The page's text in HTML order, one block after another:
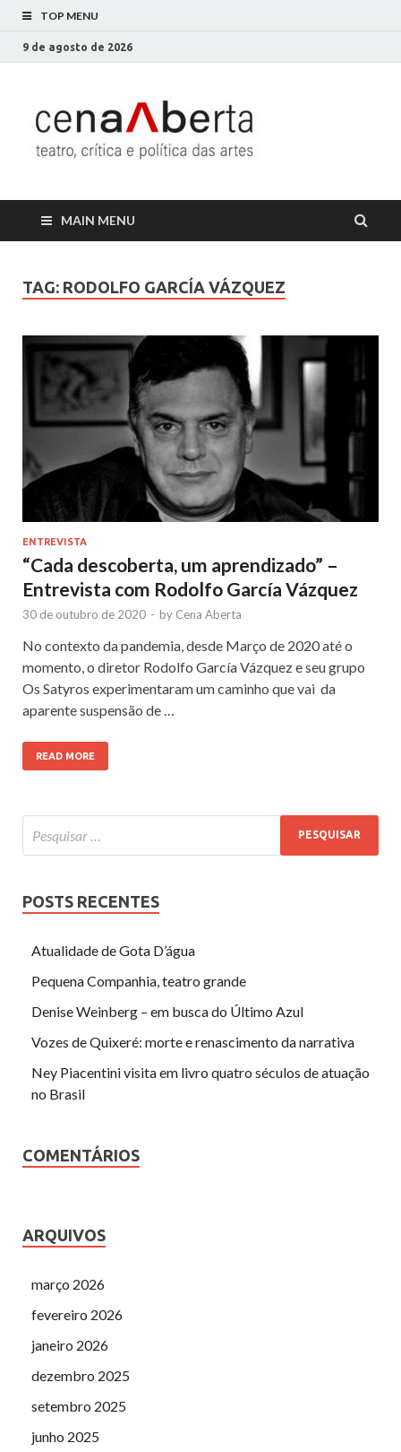
TOP MENU
9 de agosto de 2026
MAIN MENU
TAG: RODOLFO GARCÍA VÁZQUEZ
ENTREVISTA
“Cada descoberta, um aprendizado” –
Entrevista com Rodolfo García Vázquez
30 de outubro de 2020 - by Cena Aberta
No contexto da pandemia, desde Março de 2020 até o
momento, o diretor Rodolfo García Vázquez e seu grupo
Os Satyros experimentaram um caminho que vai da
aparente suspensão de …
READ MORE
POSTS RECENTES
Atualidade de Gota D’água
Pequena Companhia, teatro grande
Denise Weinberg – em busca do Último Azul
Vozes de Quixeré: morte e renascimento da narrativa
Ney Piacentini visita em livro quatro séculos de atuação
no Brasil
COMENTÁRIOS
ARQUIVOS
março 2026
fevereiro 2026
janeiro 2026
dezembro 2025
setembro 2025
junho 2025